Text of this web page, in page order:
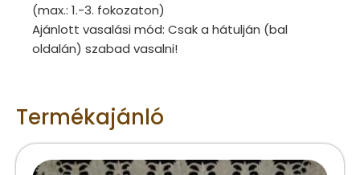
(max.: 1.-3. fokozaton)
Ajánlott vasalási mód: Csak a hátulján (bal
oldalán) szabad vasalni!
Termékajánló